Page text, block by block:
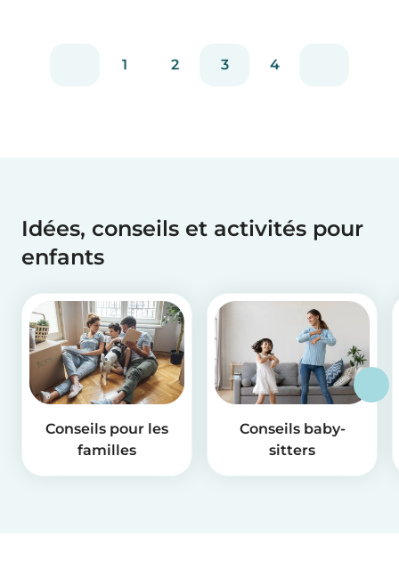
1 2 3 4
Idées, conseils et activités pour
enfants
Conseils pour les
familles
Conseils baby-
sitters